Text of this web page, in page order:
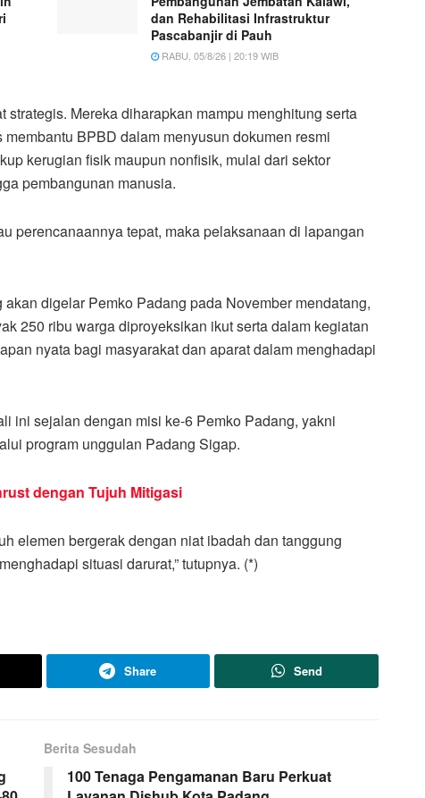
dan Rehabilitasi Infrastruktur
Pascabanjir di Pauh
RABU, 05/8/26 | 20:19 WIB
Mereka diharapkan mampu menghitung serta
BPBD dalam menyusun dokumen resmi
kerugian fisik maupun nonfisik, mulai dari sektor
pembangunan manusia.
perencanaannya tepat, maka pelaksanaan di lapangan
digelar Pemko Padang pada November mendatang,
250 ribu warga diproyeksikan ikut serta dalam kegiatan
nyata bagi masyarakat dan aparat dalam menghadapi
ini sejalan dengan misi ke-6 Pemko Padang, yakni
program unggulan Padang Sigap.
dengan Tujuh Mitigasi
elemen bergerak dengan niat ibadah dan tanggung
situasi darurat,” tutupnya. (*)
Share Send
Berita Sesudah
100 Tenaga Pengamanan Baru Perkuat